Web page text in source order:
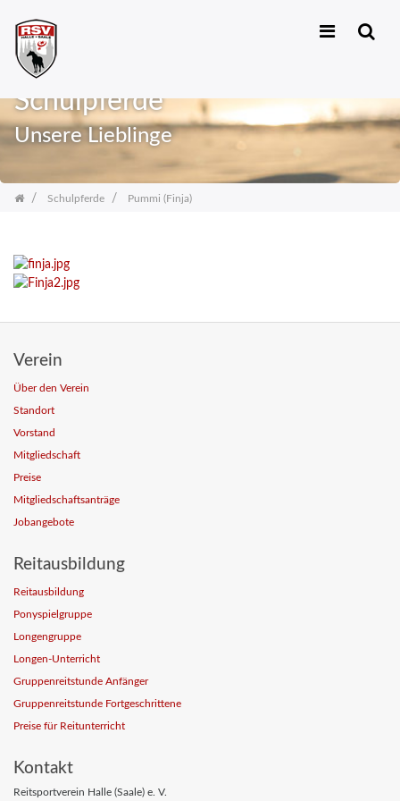
Zum
springen
Schulpferde
Unsere Lieblinge
Schulpferde Pummi (Finja)
Verein
Über den Verein
Standort
Vorstand
Mitgliedschaft
Preise
Mitgliedschaftsanträge
Jobangebote
Reitausbildung
Reitausbildung
Ponyspielgruppe
Longengruppe
Longen-Unterricht
Gruppenreitstunde Anfänger
Gruppenreitstunde Fortgeschrittene
Preise für Reitunterricht
Kontakt
Reitsportverein Halle (Saale) e. V.